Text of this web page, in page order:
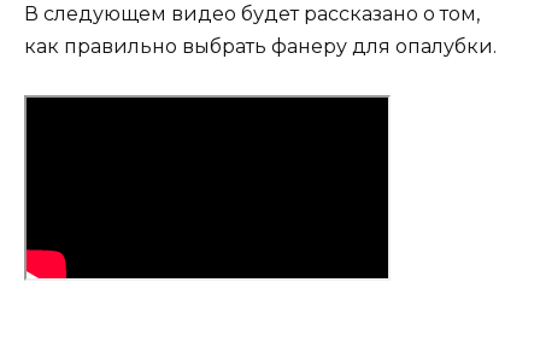
В следующем видео будет рассказано о том,
как правильно выбрать фанеру для опалубки.